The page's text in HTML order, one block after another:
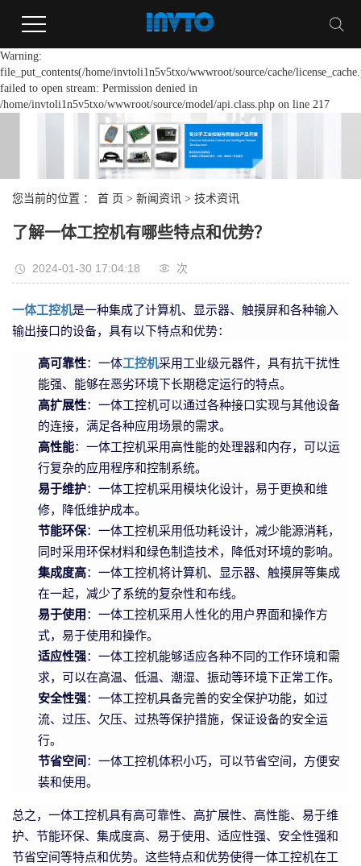
Warning:
file_put_contents(/home/invtoli1n5v5txo/wwwroot/source/cache/
failed to open stream: Permission denied in
/home/invtoli1n5v5txo/wwwroot/source/model/api.class.php on line 217
您当前的位置 ： 首 页 > 新闻资讯 > 技术资讯
了解一体工控机有哪些特点和优势？
2024-01-30 17:04:18 次
一体工控机是一种集成了计算机、显示器、触摸屏和各种输入
输出接口的设备，具有以下特点和优势：
高可靠性：一体工控机采用工业级元器件，具有抗干扰性
能强、能够在恶劣环境下长期稳定运行的特点。
高扩展性：一体工控机可以通过各种接口实现与其他设备
的连接，满足各种应用场景的需求。
高性能：一体工控机采用高性能的处理器和内存，可以运
行复杂的应用程序和控制系统。
易于维护：一体工控机采用模块化设计，易于更换和维
修，降低维护成本。
节能环保：一体工控机采用低功耗设计，减少能源消耗，
同时采用环保材料和绿色制造技术，降低对环境的影响。
集成度高：一体工控机将计算机、显示器、触摸屏等集成
在一起，减少了系统的复杂性和布线。
易于使用：一体工控机采用人性化的用户界面和操作方
式，易于使用和操作。
适应性强：一体工控机能够适应各种不同的工作环境和需
求，可以在高温、低温、潮湿、振动等环境下正常工作。
安全性强：一体工控机具备完善的安全保护功能，如过
流、过压、欠压、过热等保护措施，保证设备的安全运
行。
节省空间：一体工控机体积小巧，可以节省空间，方便安
装和使用。
总之，一体工控机具有高可靠性、高扩展性、高性能、易于维
护、节能环保、集成度高、易于使用、适应性强、安全性强和
节省空间等特点和优势。这些特点和优势使得一体工控机在工